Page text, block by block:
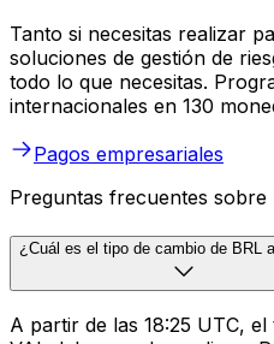
Tanto si necesitas realizar
soluciones de gestión de
todo lo que necesitas.
internacionales en 130
Pagos empresariales
Preguntas frecuentes sobre
¿Cuál es el tipo de cambio de BRL
A partir de las 18:25 UTC,